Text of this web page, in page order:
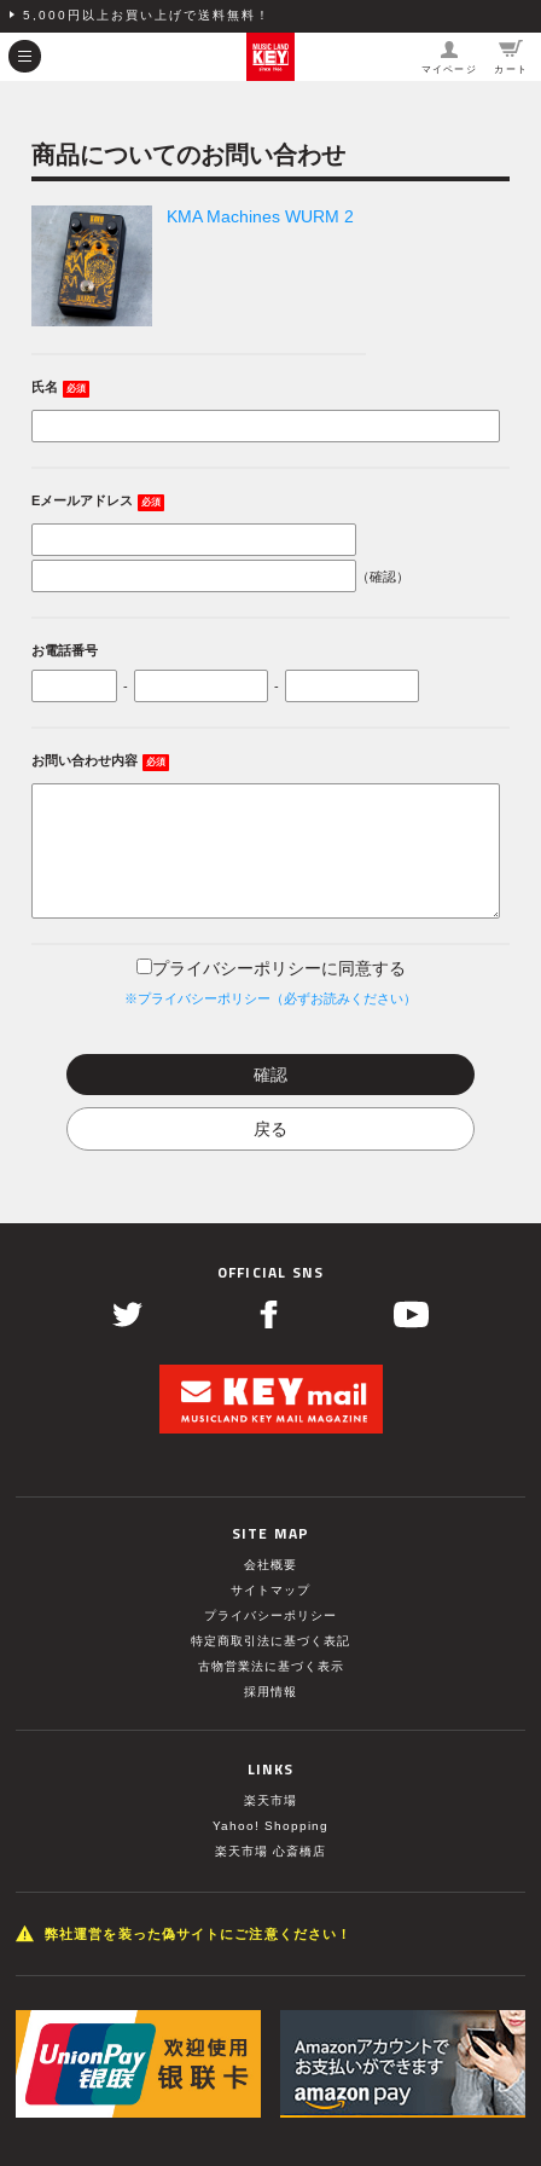
5,000円以上お買い上げで送料無料！
マイページ カート
商品についてのお問い合わせ
KMA Machines WURM 2
氏名 必須
Eメールアドレス 必須
（確認）
お電話番号
- -
お問い合わせ内容 必須
プライバシーポリシーに同意する
※プライバシーポリシー（必ずお読みください）
OFFICIAL SNS
SITE MAP
会社概要
サイトマップ
プライバシーポリシー
特定商取引法に基づく表記
古物営業法に基づく表示
採用情報
LINKS
楽天市場
Yahoo! Shopping
楽天市場 心斎橋店
弊社運営を装った偽サイトにご注意ください！